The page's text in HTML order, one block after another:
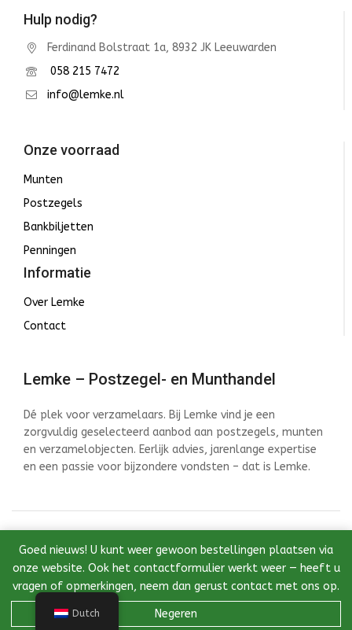
Goed nieuws! U kunt weer gewoon bestellingen plaatsen via
onze website. Ook het contactformulier werkt weer — heeft u
vragen of opmerkingen, neem dan gerust contact met ons op.
Negeren
Hulp nodig?
Ferdinand Bolstraat 1a, 8932 JK Leeuwarden
058 215 7472
info@lemke.nl
Onze voorraad
Munten
Postzegels
Bankbiljetten
Penningen
Informatie
Over Lemke
Contact
Lemke – Postzegel- en Munthandel
Dé plek voor verzamelaars. Bij Lemke vind je een
zorgvuldig geselecteerd aanbod aan postzegels, munten
en verzamelobjecten. Eerlijk advies, jarenlange expertise
en een passie voor bijzondere vondsten – dat is Lemke.
door InstantWebDesign
Dutch